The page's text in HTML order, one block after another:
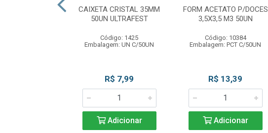
CAIXETA CRISTAL 35MM
50UN ULTRAFEST
Código: 1425
Embalagem: UN C/50UN
R$ 7,99
Adicionar
FORM ACETATO P/DOCES
3,5X3,5 M3 50UN
Código: 10384
Embalagem: PCT C/50UN
R$ 13,39
Adicionar